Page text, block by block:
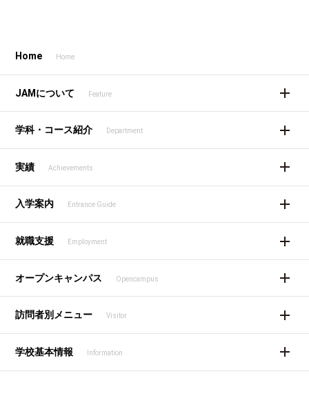
Home Home
JAMについて Feature
学科・コース紹介 Department
実績 Achievements
入学案内 Entrance Guide
就職支援 Employment
オープンキャンパス Opencampus
訪問者別メニュー Visitor
学校基本情報 Information